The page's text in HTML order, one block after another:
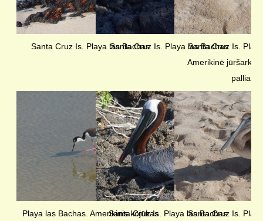
Santa Cruz Is. Playa las BachasSanta Cruz Is. Playa las Bachas
Santa Cruz Is.
Amerikinė jūršarkė
Playa las Bachas. Amerikinis kojūkasSanta Cruz Is. Playa las Bachas.
Santa Cruz Is.